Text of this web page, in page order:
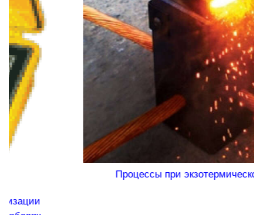
Процессы при экзотермической сварке